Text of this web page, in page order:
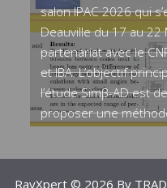
salon IPAC 2026 qui
Deauville du 17 au 22
partenariat avec le
et IBA. L’objectif
l’étude Simβ-AD est de
proposer une
RayXpert © 2026 By TRAD